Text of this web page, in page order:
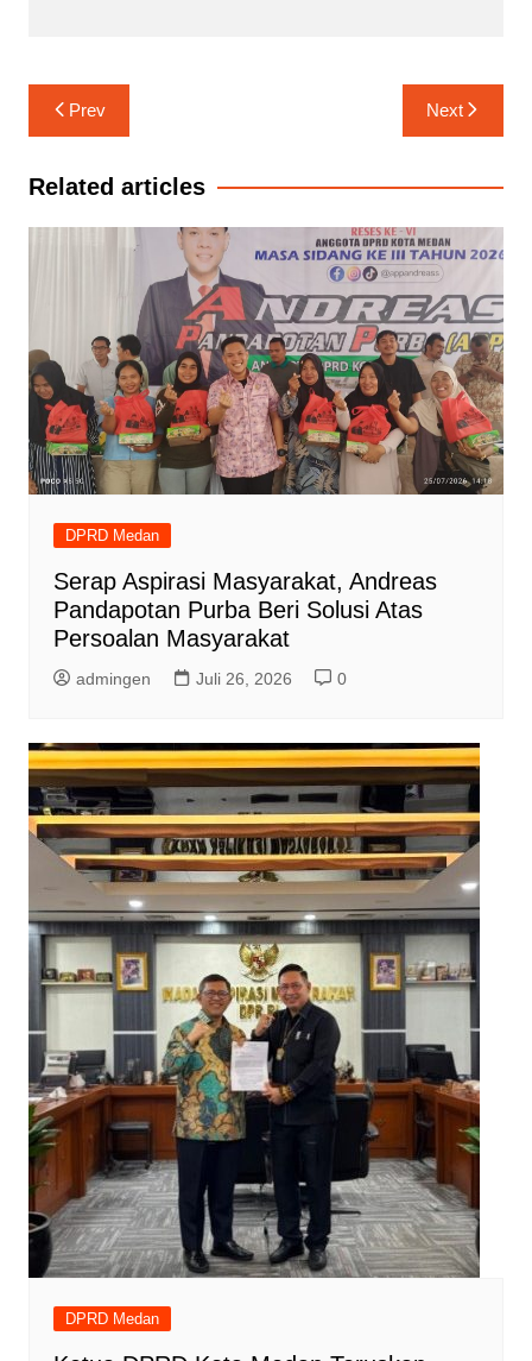
Navigasi
pos
Prev Next
Related articles
DPRD Medan
Serap Aspirasi Masyarakat, Andreas
Pandapotan Purba Beri Solusi Atas
Persoalan Masyarakat
admingen Juli 26, 2026 0
DPRD Medan